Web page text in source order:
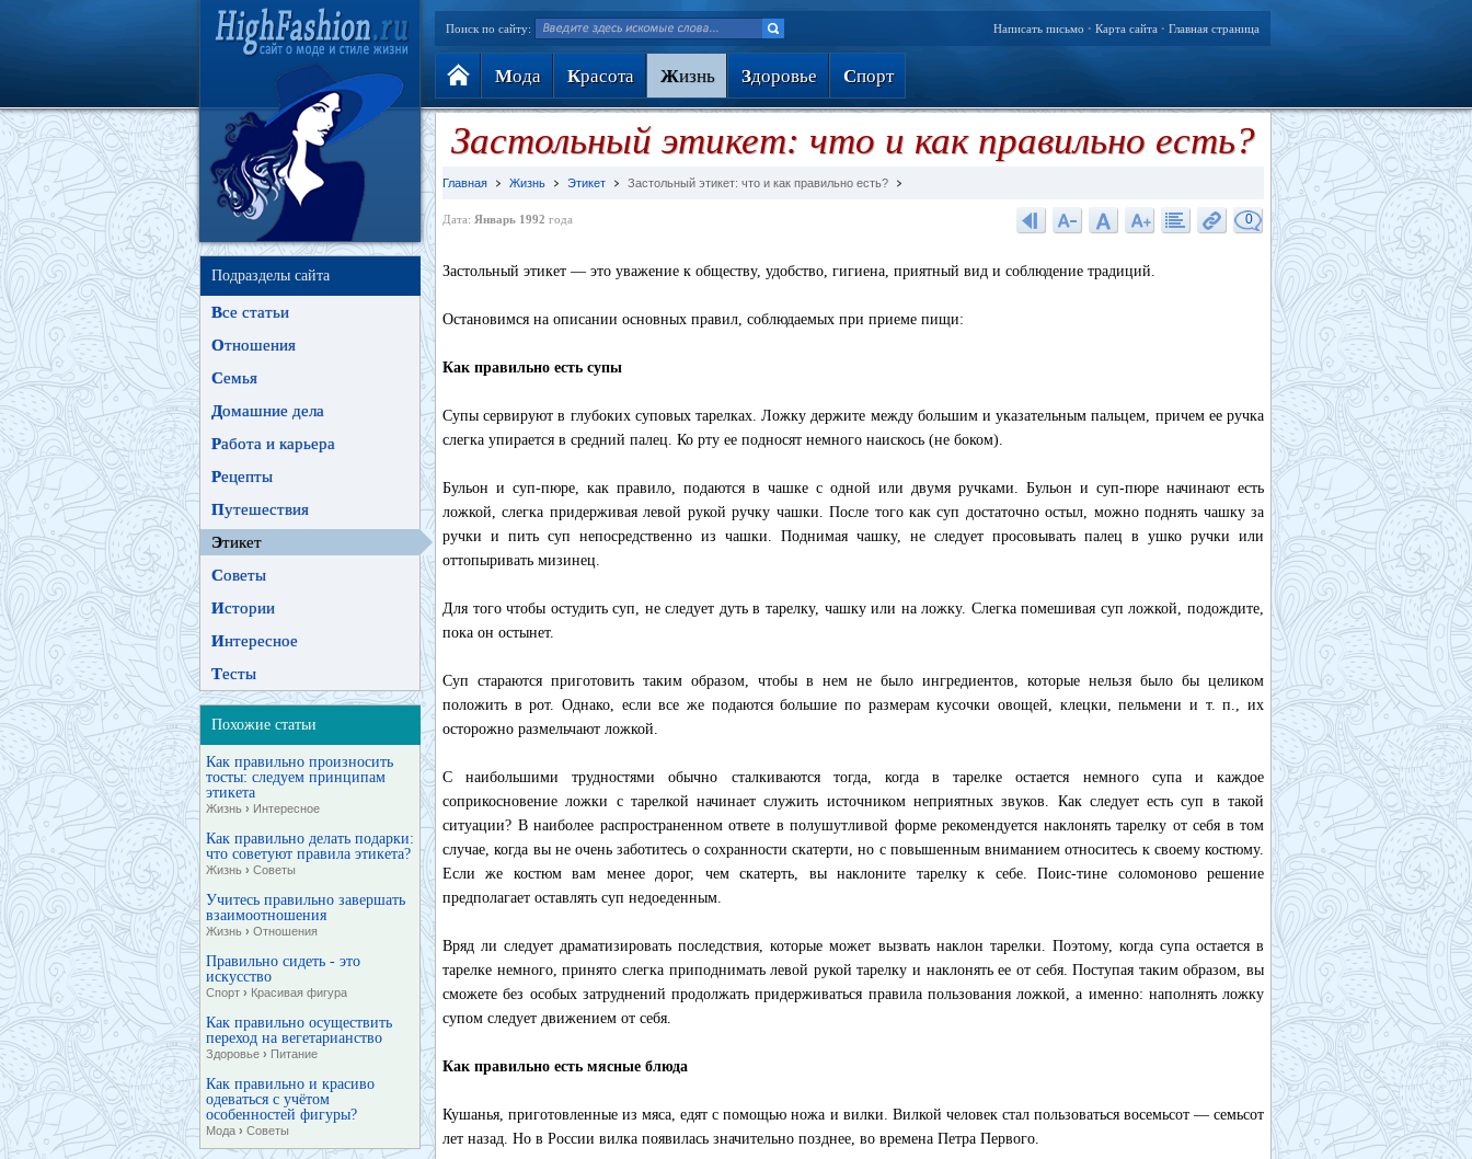
Поиск по сайту: Написать письмо • Карта сайта • Главная страница
Мода Красота Жизнь Здоровье Спорт
Подразделы сайта
Все статьи
Отношения
Семья
Домашние дела
Работа и карьера
Рецепты
Путешествия
Этикет
Советы
Истории
Интересное
Тесты
Похожие статьи
Как правильно произносить
тосты: следуем принципам
этикета
Жизнь › Интересное
Как правильно делать подарки:
что советуют правила этикета?
Жизнь › Советы
Учитесь правильно завершать
взаимоотношения
Жизнь › Отношения
Правильно сидеть - это
искусство
Спорт › Красивая фигура
Как правильно осуществить
переход на вегетарианство
Здоровье › Питание
Как правильно и красиво
одеваться с учётом
особенностей фигуры?
Мода › Советы
Застольный этикет: что и как правильно есть?
Главная Жизнь Этикет Застольный этикет: что и как правильно есть?
Дата: Январь 1992 года 0
Застольный этикет — это уважение к обществу, удобство, гигиена, приятный вид и соблюдение традиций.
Остановимся на описании основных правил, соблюдаемых при приеме пищи:
Как правильно есть супы
Супы сервируют в глубоких суповых тарелках. Ложку держите между большим и указательным пальцем, причем ее ручка
слегка упирается в средний палец. Ко рту ее подносят немного наискось (не боком).
Бульон и суп-пюре, как правило, подаются в чашке с одной или двумя ручками. Бульон и суп-пюре начинают есть
ложкой, слегка придерживая левой рукой ручку чашки. После того как суп достаточно остыл, можно поднять чашку за
ручки и пить суп непосредственно из чашки. Поднимая чашку, не следует просовывать палец в ушко ручки или
оттопыривать мизинец.
Для того чтобы остудить суп, не следует дуть в тарелку, чашку или на ложку. Слегка помешивая суп ложкой, подождите,
пока он остынет.
Суп стараются приготовить таким образом, чтобы в нем не было ингредиентов, которые нельзя было бы целиком
положить в рот. Однако, если все же подаются большие по размерам кусочки овощей, клецки, пельмени и т. п., их
осторожно размельчают ложкой.
С наибольшими трудностями обычно сталкиваются тогда, когда в тарелке остается немного супа и каждое
соприкосновение ложки с тарелкой начинает служить источником неприятных звуков. Как следует есть суп в такой
ситуации? В наиболее распространенном ответе в полушутливой форме рекомендуется наклонять тарелку от себя в том
случае, когда вы не очень заботитесь о сохранности скатерти, но с повышенным вниманием относитесь к своему костюму.
Если же костюм вам менее дорог, чем скатерть, вы наклоните тарелку к себе. Поис-тине соломоново решение
предполагает оставлять суп недоеденным.
Вряд ли следует драматизировать последствия, которые может вызвать наклон тарелки. Поэтому, когда супа остается в
тарелке немного, принято слегка приподнимать левой рукой тарелку и наклонять ее от себя. Поступая таким образом, вы
сможете без особых затруднений продолжать придерживаться правила пользования ложкой, а именно: наполнять ложку
супом следует движением от себя.
Как правильно есть мясные блюда
Кушанья, приготовленные из мяса, едят с помощью ножа и вилки. Вилкой человек стал пользоваться восемьсот — семьсот
лет назад. Но в России вилка появилась значительно позднее, во времена Петра Первого.